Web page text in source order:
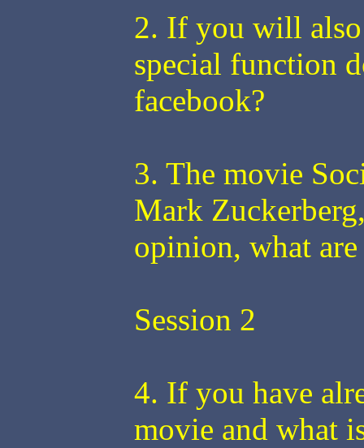
2. If you will also
special function
facebook?
3. The movie
Mark
opinion, what are
Session 2
4. If you have
movie and what